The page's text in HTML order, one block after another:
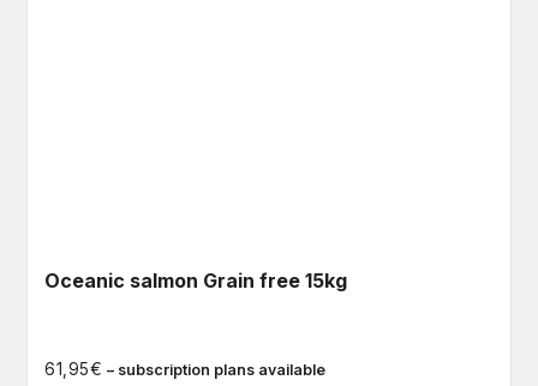
Oceanic salmon Grain free 15kg
61,95€ – subscription plans available